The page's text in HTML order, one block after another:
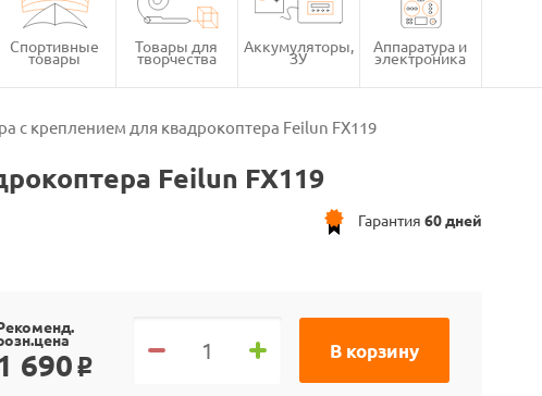
Спортивные
товары
Товары для
творчества
Аккумуляторы,
ЗУ
Аппаратура и
электроника
с креплением для квадрокоптера Feilun FX119
Feilun FX119
Гарантия 60 дней
690 o
В корзину